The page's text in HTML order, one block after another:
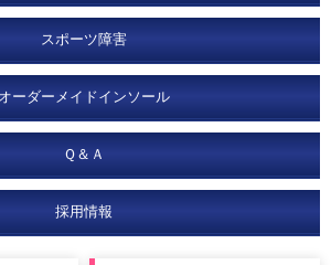
スポーツ障害
オーダーメイドインソール
Ｑ＆Ａ
採用情報